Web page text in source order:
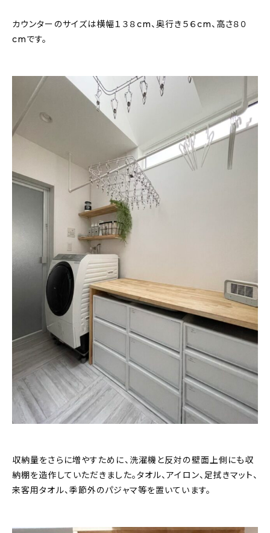
カウンターのサイズは横幅１３８cm、奥行き５６cm、高さ８０
cmです。
収納量をさらに増やすために、洗濯機と反対の壁面上側にも収
納棚を造作していただきました。タオル、アイロン、足拭きマット、
来客用タオル、季節外のパジャマ等を置いています。